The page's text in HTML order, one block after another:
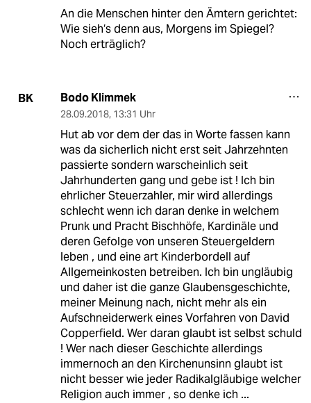
An die Menschen hinter den Ämtern gerichtet:
Wie sieh‘s denn aus, Morgens im Spiegel?
Noch erträglich?
BK Bodo Klimmek
28.09.2018, 13:31 Uhr
Hut ab vor dem der das in Worte fassen kann
was da sicherlich nicht erst seit Jahrzehnten
passierte sondern warscheinlich seit
Jahrhunderten gang und gebe ist ! Ich bin
ehrlicher Steuerzahler, mir wird allerdings
schlecht wenn ich daran denke in welchem
Prunk und Pracht Bischhöfe, Kardinäle und
deren Gefolge von unseren Steuergeldern
leben , und eine art Kinderbordell auf
Allgemeinkosten betreiben. Ich bin ungläubig
und daher ist die ganze Glaubensgeschichte,
meiner Meinung nach, nicht mehr als ein
Aufschneiderwerk eines Vorfahren von David
Copperfield. Wer daran glaubt ist selbst schuld
! Wer nach dieser Geschichte allerdings
immernoch an den Kirchenunsinn glaubt ist
nicht besser wie jeder Radikalgläubige welcher
Religion auch immer , so denke ich ...